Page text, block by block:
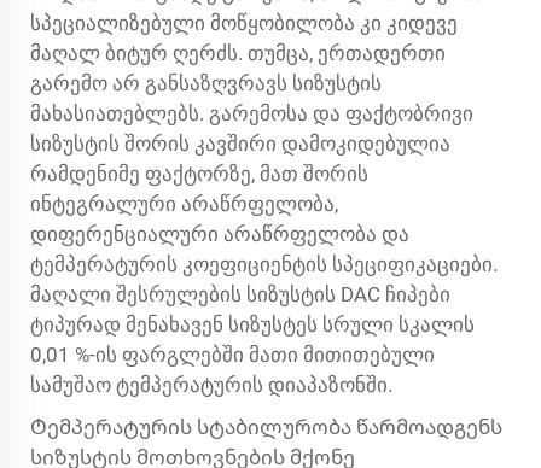
სპეციალიზებული მოწყობილობა კი კიდევე
მაღალ ბიტურ ღერძს. თუმცა, ერთადერთი
გარემო არ განსაზღვრავს სიზუსტის
მახასიათებლებს. გარემოსა და ფაქტობრივი
სიზუსტის შორის კავშირი დამოკიდებულია
რამდენიმე ფაქტორზე, მათ შორის
ინტეგრალური არაწრფელობა,
დიფერენციალური არაწრფელობა და
ტემპერატურის კოეფიციენტის სპეციფიკაციები.
მაღალი შესრულების სიზუსტის DAC ჩიპები
ტიპურად მენახავენ სიზუსტეს სრული სკალის
0,01 %-ის ფარგლებში მათი მითითებული
სამუშაო ტემპერატურის დიაპაზონში.
Ტემპერატურის სტაბილურობა წარმოადგენს
სიზუსტის მოთხოვნების მქონე